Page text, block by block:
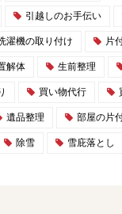
引越しのお手伝い
濯機の取り付け 片
解体 生前整理
買い物代行
遺品整理 部屋の片
除雪 雪庇落とし